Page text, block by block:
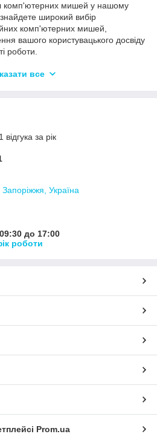
комп'ютерних мишей у нашому
широкий вибір
комп'ютерних мишей,
вашого користувацького досвіду
роботи.
потреби найвимогливіших
для швидкого доступу до
оптичними або лазерними
високу точність і плавний рух.
дизайн і ергономічну форму,
роботу протягом тривалих
вам рекомендації, щоб допомогти
мишу. Ми прагнемо
і задоволення клієнтів.
асортимент і виберіть ту, яка
все
за рік
Запоріжжя, Україна
до 17:00
роботи
Prom.ua